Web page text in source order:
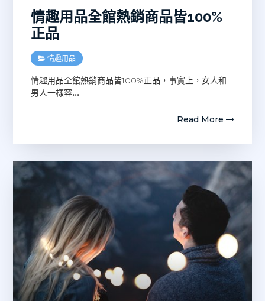
情趣用品全館熱銷商品皆100%
正品
情趣用品
情趣用品全館熱銷商品皆100%正品，事實上，女人和
男人一樣容…
Read More